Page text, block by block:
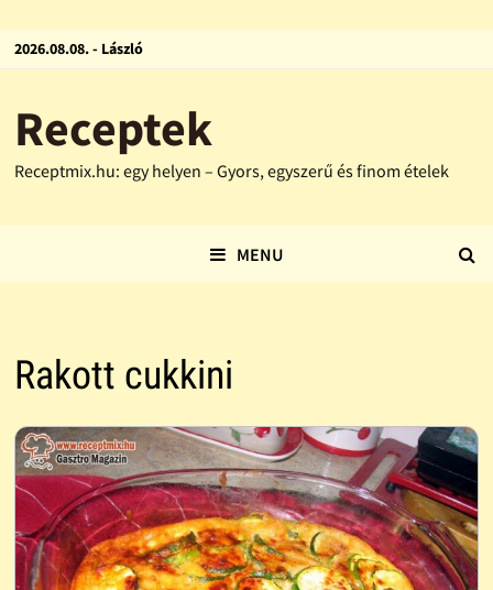
2026.08.08. - László
Receptek
Receptmix.hu: egy helyen – Gyors, egyszerű és finom ételek
MENU
Rakott cukkini